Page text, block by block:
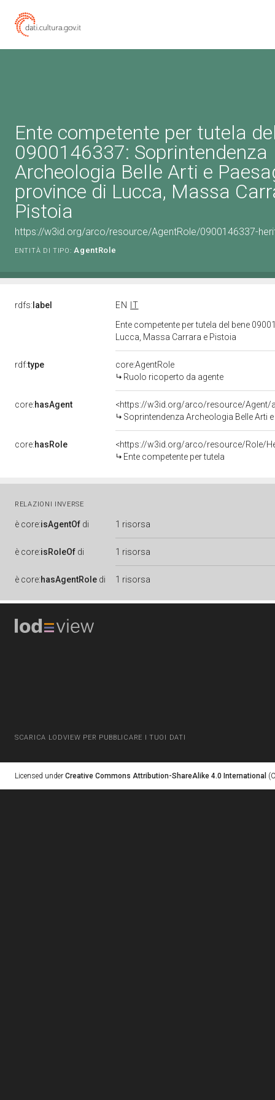
Ente competente per tutela
0900146337: Soprintendenza
Archeologia Belle Arti e
province di Lucca, Massa
Pistoia
https://w3id.org/arco/resource/AgentRole/0900146337-
ENTITÀ DI TIPO: AgentRole
rdfs: label EN
IT
Ente competente per tutela del bene
Lucca, Massa Carrara e Pistoia
rdf:type
core:AgentRole
Ruolo ricoperto da agente
core:hasAgent
<https://w3id.org/arco/resource/Agent/
Soprintendenza Archeologia Belle Arti
core:hasRole
<https://w3id.org/arco/resource/Role/
Ente competente per tutela
RELAZIONI INVERSE
è core:isAgentOf di 1 risorsa
è core:isRoleOf di 1 risorsa
è core:hasAgentRole di 1 risorsa
SCARICA LODVIEW PER PUBBLICARE I TUOI DATI
Licensed under Creative Commons Attribution-ShareAlike 4.0 International